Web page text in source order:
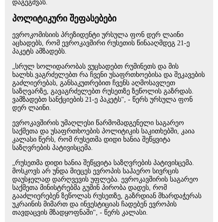
დაგეგმვას.
პოლიტიკური შეფასებები
ევროკომისიის პრეზიდენტი ურსულა ფონ დერ ლაინი
აცხადებს, რომ ევროკავშირი რუსეთის წინააღმდეგ 21-ე
პაკეტს ამზადებს.
„სრულ სოლიდარობას ვუცხადებთ რუმინეთს და მის
ხალხს.ვაგრძელებთ რა ჩვენი უსაფრთხოებისა და შეკავების
გაძლიერებას, განსაკუთრებით ჩვენს აღმოსავლეთ
საზღვარზე, გავაგრძელებთ რუსეთზე ზეწოლის გაზრდას.
ვამზადებთ სანქციების 21-ე პაკეტს", - წერს ურსულა ფონ
დერ ლაინი.
ევროკავშირის უმაღლესი წარმომადგენელი საგარეო
საქმეთა და უსაფრთხოების პოლიტიკის საკითხებში, კაია
კალასი წერს, რომ რუსეთმა დიდი ხანია შეწყვიტა
საზღვრების პატივისცემა.
„რუსეთმა დიდი ხანია შეწყვიტა საზღვრების პატივისცემა.
მოსკოვს არ უნდა მიეცეს ევროპის საჰაერო სივრცის
დაუსჯელად დარღვევის უფლება. ევროკავშირის საგარეო
საქმეთა მინისტრებმა გუშინ პირობა დადეს, რომ
გააძლიერებენ ზეწოლას რუსეთზე, გაზრდიან მხარდაჭერას
უკრაინის მიმართ და ინვესტიციას ჩადებენ ევროპის
თავდაცვის მზადყოფნაში", - წერს კალასი.